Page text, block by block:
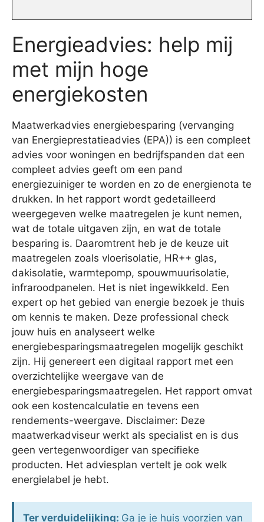
Energieadvies: help mij
met mijn hoge
energiekosten
Maatwerkadvies energiebesparing (vervanging
van Energieprestatieadvies (EPA)) is een compleet
advies voor woningen en bedrijfspanden dat een
compleet advies geeft om een pand
energiezuiniger te worden en zo de energienota te
drukken. In het rapport wordt gedetailleerd
weergegeven welke maatregelen je kunt nemen,
wat de totale uitgaven zijn, en wat de totale
besparing is. Daaromtrent heb je de keuze uit
maatregelen zoals vloerisolatie, HR++ glas,
dakisolatie, warmtepomp, spouwmuurisolatie,
infraroodpanelen. Het is niet ingewikkeld. Een
expert op het gebied van energie bezoek je thuis
om kennis te maken. Deze professional check
jouw huis en analyseert welke
energiebesparingsmaatregelen mogelijk geschikt
zijn. Hij genereert een digitaal rapport met een
overzichtelijke weergave van de
energiebesparingsmaatregelen. Het rapport omvat
ook een kostencalculatie en tevens een
rendements-weergave. Disclaimer: Deze
maatwerkadviseur werkt als specialist en is dus
geen vertegenwoordiger van specifieke
producten. Het adviesplan vertelt je ook welk
energielabel je hebt.
Ter verduidelijking: Ga je je huis voorzien van